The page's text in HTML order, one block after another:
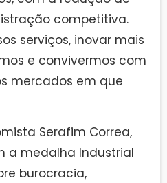
competitiva.
serviços, inovar mais
e convivermos com
mercados em que
Serafim Correa,
a medalha Industrial
burocracia,